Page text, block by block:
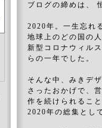
ブログの締めは、
2020年。一生忘れ
地球上のどの国の
新型コロナウィル
らの一年でした。
そんな中、みきデ
さったおかげで、
作を続けられるこ
2020年の総集とし